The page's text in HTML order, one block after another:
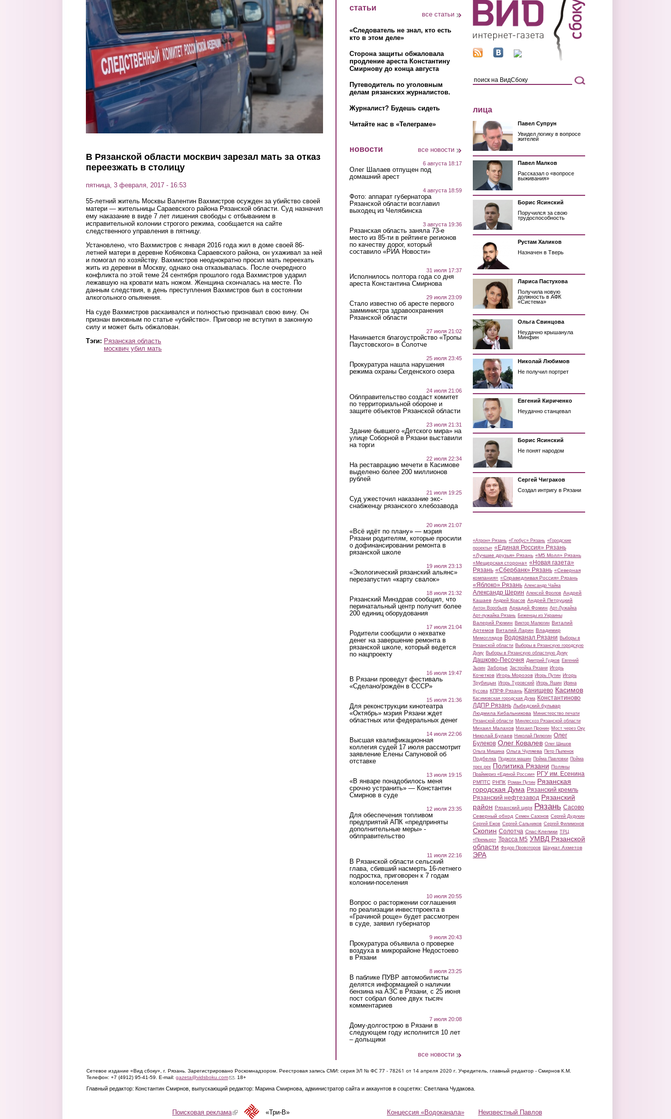
Перейти к основному содержанию
В Рязанской области москвич зарезал мать за отказ
переезжать в столицу
пятница, 3 февраля, 2017 - 16:53
55-летний житель Москвы Валентин Вахмистров осужден за убийство своей
матери — жительницы Сараевского района Рязанской области. Суд назначил
ему наказание в виде 7 лет лишения свободы с отбыванием в
исправительной колонии строгого режима, сообщается на сайте
следственного управления в пятницу.
Установлено, что Вахмистров с января 2016 года жил в доме своей 86-
летней матери в деревне Кобяковка Сараевского района, он ухаживал за ней
и помогал по хозяйству. Вахмистров неоднократно просил мать переехать
жить из деревни в Москву, однако она отказывалась. После очередного
конфликта по этой теме 24 сентября прошлого года Вахмистров ударил
лежавшую на кровати мать ножом. Женщина скончалась на месте. По
данным следствия, в день преступления Вахмистров был в состоянии
алкогольного опьянения.
На суде Вахмистров раскаивался и полностью признавал свою вину. Он
признан виновным по статье «убийство». Приговор не вступил в законную
силу и может быть обжалован.
Тэги: Рязанская область
москвич убил мать
статьи
все статьи
«Следователь не знал, кто есть
кто в этом деле»
Сторона защиты обжаловала
продление ареста Константину
Смирнову до конца августа
Путеводитель по уголовным
делам рязанских журналистов.
Журналист? Будешь сидеть
Читайте нас в «Телеграме»
новости все новости
6 августа 18:17
Олег Шалаев отпущен под
домашний арест
4 августа 18:59
Фото: аппарат губернатора
Рязанской области возглавил
выходец из Челябинска
3 августа 19:36
Рязанская область заняла 73-е
место из 85-ти в рейтинге регионов
по качеству дорог, который
составило «РИА Новости»
31 июля 17:37
Исполнилось полтора года со дня
ареста Константина Смирнова
29 июля 23:09
Стало известно об аресте первого
замминистра здравоохранения
Рязанской области
27 июля 21:02
Начинается благоустройство «Тропы
Паустовского» в Солотче
25 июля 23:45
Прокуратура нашла нарушения
режима охраны Сегденского озера
24 июля 21:06
Облправительство создаст комитет
по территориальной обороне и
защите объектов Рязанской области
23 июля 21:31
Здание бывшего «Детского мира» на
улице Соборной в Рязани выставили
на торги
22 июля 22:34
На реставрацию мечети в Касимове
выделено более 200 миллионов
рублей
21 июля 19:25
Суд ужесточил наказание экс-
снабженцу рязанского хлебозавода
20 июля 21:07
«Всё идёт по плану» — мэрия
Рязани родителям, которые просили
о дофинансировании ремонта в
рязанской школе
19 июля 23:13
«Экологический рязанский альянс»
перезапустил «карту свалок»
18 июля 21:32
Рязанский Минздрав сообщил, что
перинатальный центр получит более
200 единиц оборудования
17 июля 21:04
Родители сообщили о нехватке
денег на завершение ремонта в
рязанской школе, который ведется
по нацпроекту
16 июля 19:47
В Рязани проведут фестиваль
«Сделано/рождён в СССР»
15 июля 21:36
Для реконструкции кинотеатра
«Октябрь» мэрия Рязани ждет
областных или федеральных денег
14 июля 22:06
Высшая квалификационная
коллегия судей 17 июля рассмотрит
заявление Елены Сапуновой об
отставке
13 июля 19:15
«В январе понадобилось меня
срочно устранить» — Константин
Смирнов в суде
12 июля 23:35
Для обеспечения топливом
предприятий АПК «предприняты
дополнительные меры» -
облправительство
11 июля 22:16
В Рязанской области сельский
глава, сбивший насмерть 16-летнего
подростка, приговорен к 7 годам
колонии-поселения
10 июля 20:55
Вопрос о расторжении соглашения
по реализации инвестпроекта в
«Грачиной роще» будет рассмотрен
в суде, заявил губернатор
9 июля 20:43
Прокуратура объявила о проверке
воздуха в микрорайоне Недостоево
в Рязани
8 июля 23:25
В паблике ПУВР автомобилисты
делятся информацией о наличии
бензина на АЗС в Рязани, с 25 июня
пост собрал более двух тысяч
комментариев
7 июля 20:08
Дому-долгострою в Рязани в
следующем году исполнится 10 лет
– дольщики
все новости
лица
Павел Супрун
Увидел логику в вопросе
жителей
Павел Малков
Рассказал о «вопросе
выживания»
Борис Ясинский
Поручился за свою
трудоспособность
Рустам Халиков
Назначен в Тверь
Лариса Пастухова
Получила новую
должность в АФК
«Система»
Ольга Свинцова
Неудачно крышанула
Минфин
Николай Любимов
Не получил портрет
Евгений Кириченко
Неудачно станцевал
Борис Ясинский
Не понят народом
Сергей Чиграков
Создал интригу в Рязани
«Атрон» Рязань «Глобус» Рязань «Городские
проекты» «Единая Россия» Рязань
«Лучшие друзья» Рязань «М5 Молл» Рязань
«Мещерская сторона» «Новая газета»
Рязань «Сбербанк» Рязань «Северная
компания» «Справедливая Россия» Рязань
«Яблоко» Рязань Александр Чайка
Александр Шерин Алексей Фролов Андрей
Кашаев Андрей Красов Андрей Петруцкий
Антон Воробьев Аркадий Фомин Арт-Лужайка
Арт-лужайка Рязань Беженцы из Украины
Валерий Рюмин Виктор Малюгин Виталий
Артемов Виталий Ларин Владимир
Мимоглядов Водоканал Рязани Выборы в
Рязанской области Выборы в Рязанскую городскую
Думу Выборы в Рязанскую областную Думу
Дашково-Песочня Дмитрий Гудков Евгений
Зызин Заборье Застройка Рязани Игорь
Кочетков Игорь Морозов Игорь Путин Игорь
Трубицын Игорь Туровский Игорь Яшин Ирина
Кусова КПРФ Рязань Канищево Касимов
Касимовская городская Дума Константиново
ЛДПР Рязань Лыбедский бульвар
Людмила Кибальникова Министерство печати
Рязанской области Минлесхоз Рязанской области
Михаил Малахов Михаил Пронин Мост через Оку
Николай Булаев Николай Пилюгин Олег
Булеков Олег Ковалев Олег Шишов
Ольга Мишина Ольга Чуляева Петр Пыленок
Подбелка Поджоги машин Пойма Павловки Пойма
трех рек Политика Рязани Поляны
Праймериз «Единой России» РГУ им. Есенина
РМПТС РНПК Роман Путин Рязанская
городская Дума Рязанский кремль
Рязанский нефтезавод Рязанский
район Рязанский цирк Рязань Сасово
Северный обход Семен Сазонов Сергей Дудукин
Сергей Ежов Сергей Сальников Сергей Филимонов
Скопин Солотча Спас-Клепики ТРЦ
«Премьер» Трасса М5 УМВД Рязанской
области Федор Провоторов Шаукат Ахметов
ЭРА
Сетевое издание «Вид сбоку», г. Рязань. Зарегистрировано Роскомнадзором. Реестровая запись СМИ: серия ЭЛ № ФС 77 - 78261 от 14 апреля 2020 г. Учредитель, главный редактор - Смирнов К.М.
Телефон: +7 (4912) 95-41-59. E-mail: gazeta@vidsboku.com(link sends e-mail)
. 18+
Главный редактор: Константин Смирнов, выпускающий редактор: Марина Смирнова, администратор сайта и аккаунтов в соцсетях: Светлана Чудакова.
Концессия «Водоканала» Неизвестный Павлов
Поисковая реклама(link is external)«Три-В»